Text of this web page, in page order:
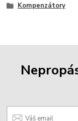
Kompenzátory